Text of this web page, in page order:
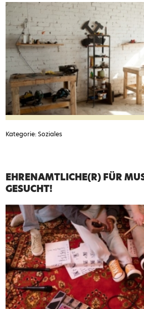
Kategorie: Soziales
EHRENAMTLICHE(R) FÜR
GESUCHT!